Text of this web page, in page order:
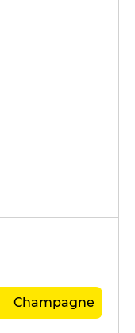
Champagne